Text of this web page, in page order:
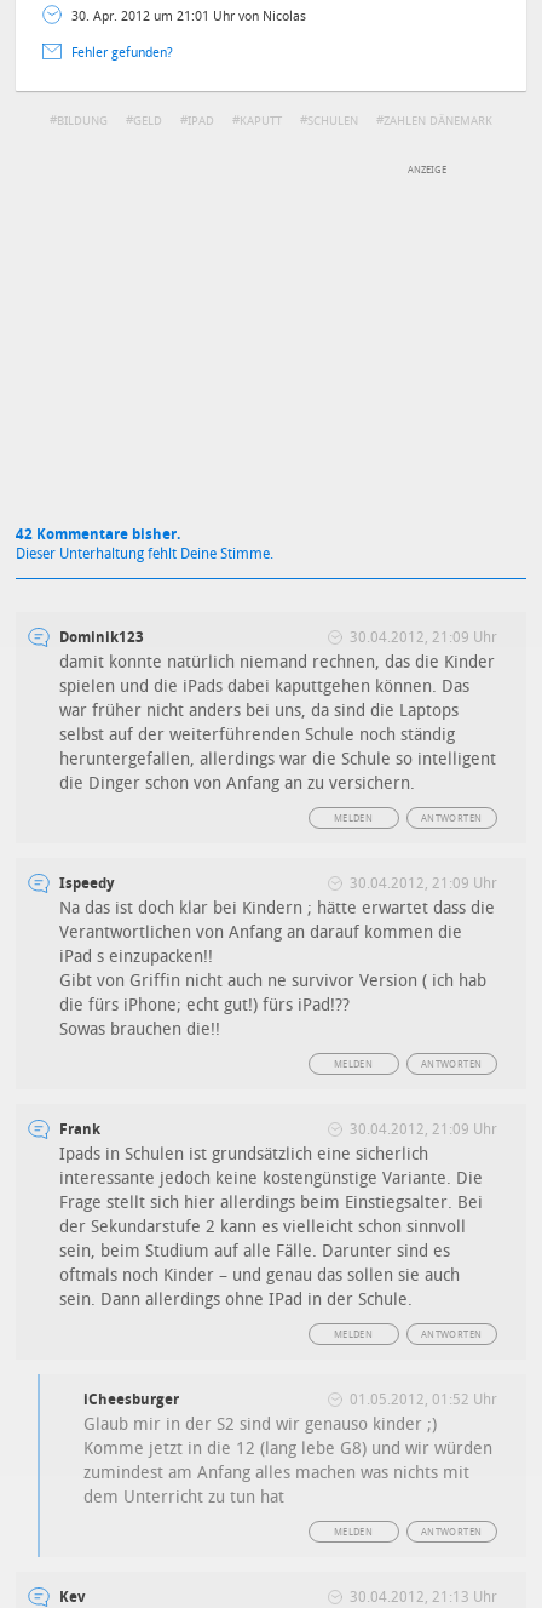
30. Apr. 2012 um 21:01 Uhr von Nicolas
Fehler gefunden?
BILDUNG GELD IPAD KAPUTT SCHULEN ZAHLEN DÄNEMARK
42 Kommentare bisher.
Dieser Unterhaltung fehlt Deine Stimme.
Dominik123 30.04.2012, 21:09 Uhr
damit konnte natürlich niemand rechnen, das die Kinder
spielen und die iPads dabei kaputtgehen können. Das
war früher nicht anders bei uns, da sind die Laptops
selbst auf der weiterführenden Schule noch ständig
heruntergefallen, allerdings war die Schule so intelligent
die Dinger schon von Anfang an zu versichern.
ANTWORTEN
MELDEN
Ispeedy 30.04.2012, 21:09 Uhr
Na das ist doch klar bei Kindern ; hätte erwartet dass die
Verantwortlichen von Anfang an darauf kommen die
iPad s einzupacken!!
Gibt von Griffin nicht auch ne survivor Version ( ich hab
die fürs iPhone; echt gut!) fürs iPad!??
Sowas brauchen die!!
ANTWORTEN
MELDEN
Frank 30.04.2012, 21:09 Uhr
Ipads in Schulen ist grundsätzlich eine sicherlich
interessante jedoch keine kostengünstige Variante. Die
Frage stellt sich hier allerdings beim Einstiegsalter. Bei
der Sekundarstufe 2 kann es vielleicht schon sinnvoll
sein, beim Studium auf alle Fälle. Darunter sind es
oftmals noch Kinder – und genau das sollen sie auch
sein. Dann allerdings ohne IPad in der Schule.
ANTWORTEN
MELDEN
iCheesburger 01.05.2012, 01:52 Uhr
Glaub mir in der S2 sind wir genauso kinder ;)
Komme jetzt in die 12 (lang lebe G8) und wir würden
zumindest am Anfang alles machen was nichts mit
dem Unterricht zu tun hat
ANTWORTEN
MELDEN
Kev 30.04.2012, 21:13 Uhr